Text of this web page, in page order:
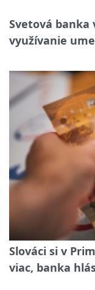
Svetová banka
využívanie
Slováci si v
viac, banka